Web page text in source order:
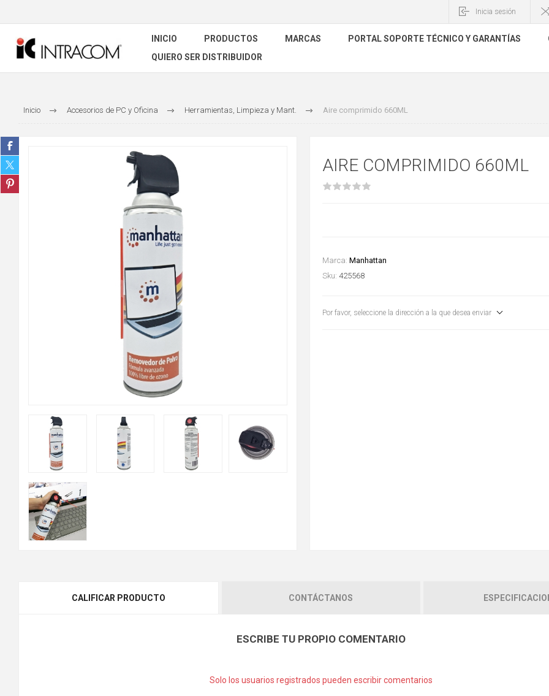
Inicia sesión
INICIO PRODUCTOS MARCAS PORTAL SOPORTE TÉCNICO Y GARANTÍAS
QUIERO SER DISTRIBUIDOR
Inicio Accesorios de PC y Oficina Herramientas, Limpieza y Mant. Aire comprimido 660ML
AIRE COMPRIMIDO 660ML
Marca: Manhattan
Sku: 425568
Por favor, seleccione la dirección a la que desea enviar
CALIFICAR PRODUCTO CONTÁCTANOS
ESCRIBE TU PROPIO COMENTARIO
Solo los usuarios registrados pueden escribir comentarios